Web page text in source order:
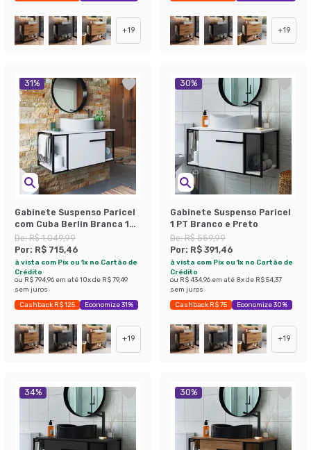
+19 +19
31%
Gabinete Suspenso Paricel
com Cuba Berlin Branca 1
PT Branco
De:R$ 1.049,99
Por: R$ 715,46
à vista com Pix ou 1x no Cartão de
Crédito
ou R$ 794,96 em até10x de R$ 79,49
sem juros
Cashback R$ 125 Economize 31%
+19
30%
Gabinete Suspenso Paricel
1 PT Branco e Preto
De:R$ 559,99
Por: R$ 391,46
à vista com Pix ou 1x no Cartão de
Crédito
ou R$ 434,96 em até 8x de R$ 54,37
sem juros
Cashback R$ 75 Economize 30%
+19
34% 30%